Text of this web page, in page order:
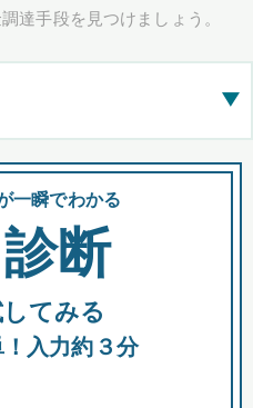
達手段を見つけましょう。
▶
表示
出資
一瞬でわかる
断
てみる
入力約３分